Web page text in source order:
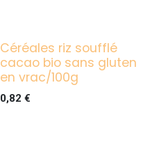
Céréales riz soufflé
cacao bio sans gluten
en vrac/100g
0,82 €